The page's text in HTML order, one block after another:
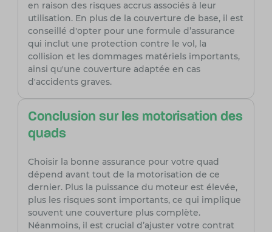
en raison des risques accrus associés à leur
utilisation. En plus de la couverture de base, il est
conseillé d'opter pour une formule d’assurance
qui inclut une protection contre le vol, la
collision et les dommages matériels importants,
ainsi qu'une couverture adaptée en cas
d'accidents graves.
Conclusion sur les motorisation des
quads
Choisir la bonne assurance pour votre quad
dépend avant tout de la motorisation de ce
dernier. Plus la puissance du moteur est élevée,
plus les risques sont importants, ce qui implique
souvent une couverture plus complète.
Néanmoins, il est crucial d’ajuster votre contrat